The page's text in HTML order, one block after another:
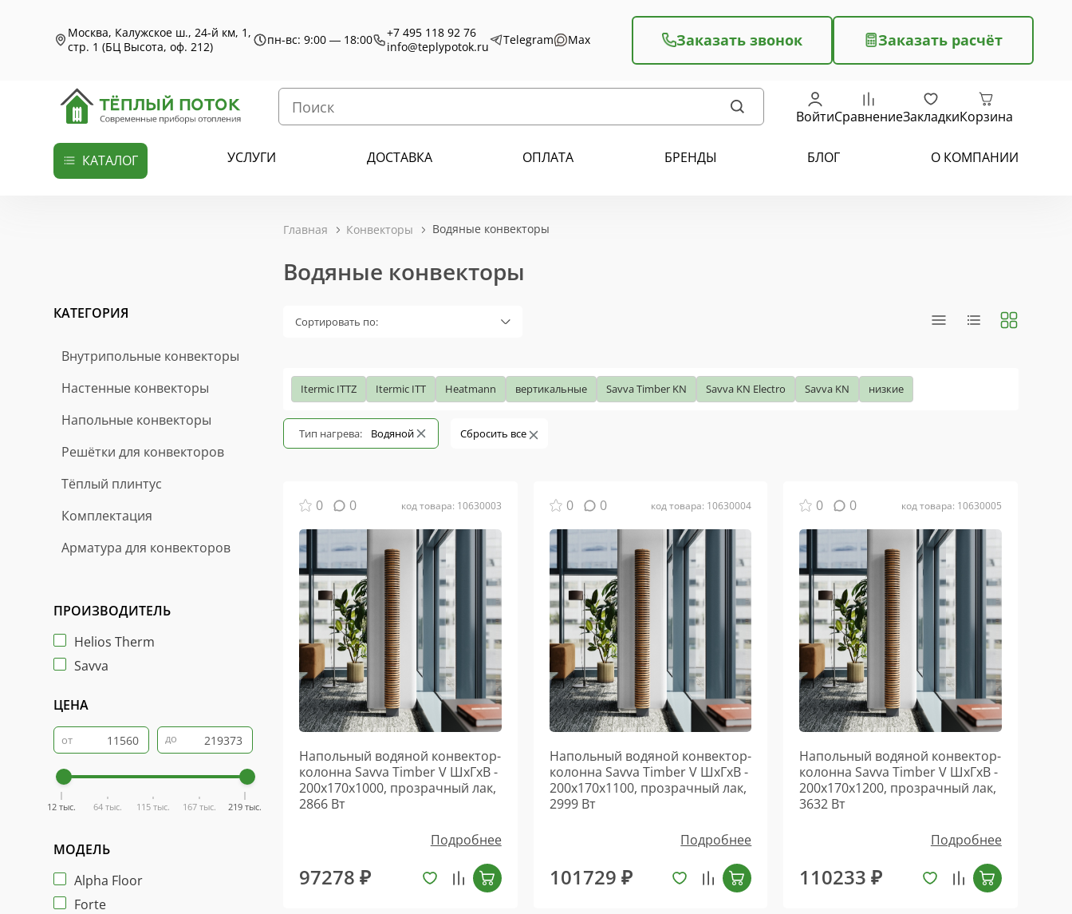
Москва, Калужское ш., 24-й км, 1,
стр. 1 (БЦ Высота, оф. 212)
пн-вс: 9:00 — 18:00
+7 495 118 92 76
info@teplypotok.ru
Telegram Max Заказать звонок Заказать расчёт
ВойтиСравнениеЗакладкиКорзина
КАТАЛОГ УСЛУГИ ДОСТАВКА ОПЛАТА БРЕНДЫ БЛОГ О КОМПАНИИ
КАТЕГОРИЯ
Внутрипольные конвекторы
Настенные конвекторы
Напольные конвекторы
Решётки для конвекторов
Тёплый плинтус
Комплектация
Арматура для конвекторов
ПРОИЗВОДИТЕЛЬ
Helios Therm
Savva
ЦЕНА
от до
12 тыс. 64 тыс. 115 тыс. 167 тыс. 219 тыс.
МОДЕЛЬ
Alpha Floor
Forte
Главная Конвекторы Водяные конвекторы
Водяные конвекторы
Сортировать по:
Itermic ITTZ Itermic ITT Heatmann вертикальные Savva Timber KN Savva KN Electro Savva KN низкие
Тип нагрева: Водяной Сбросить все
0 0 код товара: 10630003
Напольный водяной конвектор-
колонна Savva Timber V ШхГхВ -
200х170х1000, прозрачный лак,
2866 Вт
Подробнее
97278 ₽
0 0 код товара: 10630004
Напольный водяной конвектор-
колонна Savva Timber V ШхГхВ -
200х170х1100, прозрачный лак,
2999 Вт
Подробнее
101729 ₽
0 0 код товара: 10630005
Напольный водяной конвектор-
колонна Savva Timber V ШхГхВ -
200х170х1200, прозрачный лак,
3632 Вт
Подробнее
110233 ₽